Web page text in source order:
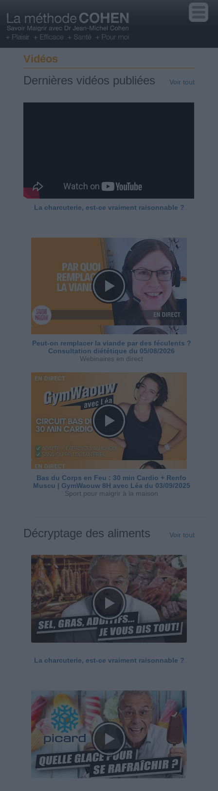
Vidéos
Dernières vidéos publiées Voir tout
La charcuterie, est-ce vraiment raisonnable ?
Peut-on remplacer la viande par des féculents ?
Consultation diététique du 05/08/2026
Webinaires en direct
Bas du Corps en Feu : 30 min Cardio + Renfo
Muscu | GymWaouw 8H avec Léa du 03/09/2025
Sport pour maigrir à la maison
Décryptage des aliments Voir tout
La charcuterie, est-ce vraiment raisonnable ?